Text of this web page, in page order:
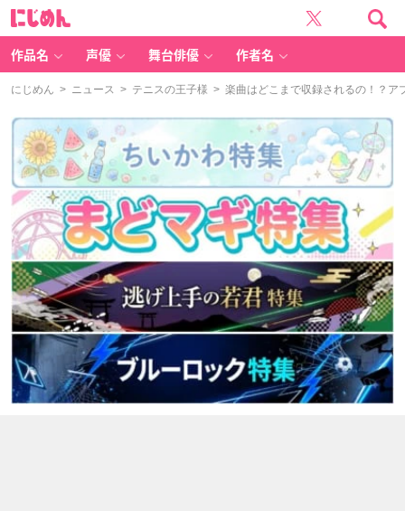
作品名 声優 舞台俳優 作者名
にじめん > ニュース > テニスの王子様 > 楽曲はどこまで収録されるの！？ア